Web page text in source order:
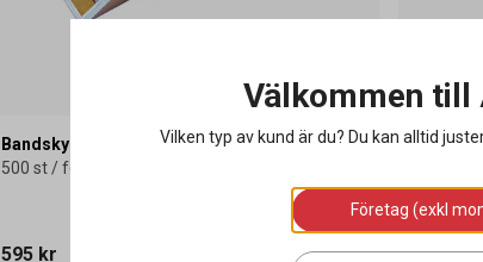
Bandskydd Kraft 60x60x3x100mm 600 st
500 st / förpackning
595 kr 749 kr
Välkommen till
Vilken typ av kund är du? Du kan alltid
Företag (exkl